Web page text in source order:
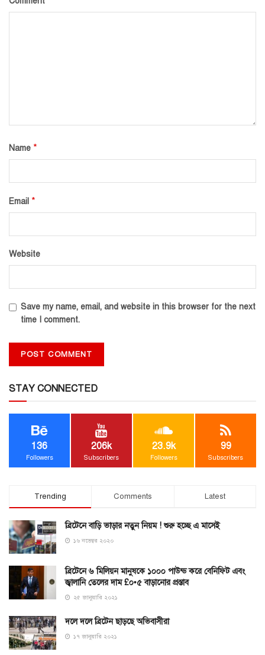
Name *
Email *
Website
Save my name, email, and website in this browser for the next
time I comment.
STAY CONNECTED
136
Followers
206k
Subscribers
23.9k
Followers
99
Subscribers
Trending Comments Latest
ব্রিটেনে বাড়ি ভাড়ার নতুন নিয়ম ! শুরু হচ্ছে এ মাসেই
১৬ নভেম্বর ২০২০
ব্রিটেনে ৬ মিলিয়ন মানুষকে ১০০০ পাউন্ড করে বেনিফিট এবং
জ্বালানি তেলের দাম £০•৫ বাড়ানোর প্রস্তাব
২৫ জানুয়ারি ২০২১
দলে দলে ব্রিটেন ছাড়ছে অভিবাসীরা
১৭ জানুয়ারি ২০২১